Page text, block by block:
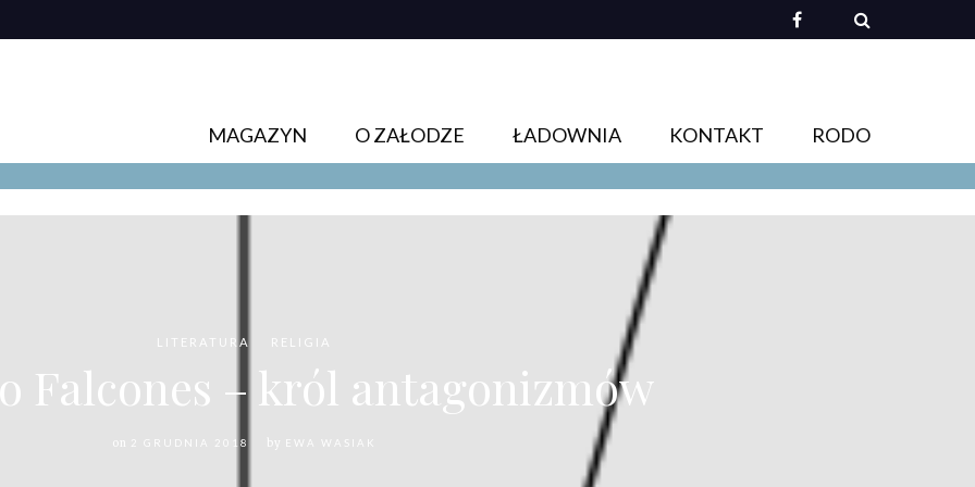
MAGAZYN O ZAŁODZE ŁADOWNIA KONTAKT RODO
LITERATURA RELIGIA
Falcones – król antagonizmów
on 2 GRUDNIA 2018 by EWA WASIAK